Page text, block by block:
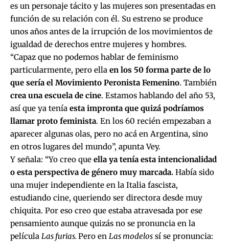
es un personaje tácito y las mujeres son presentadas en
función de su relación con él. Su estreno se produce
unos años antes de la irrupción de los movimientos de
igualdad de derechos entre mujeres y hombres.
“Capaz que no podemos hablar de feminismo
particularmente, pero ella en los 50 forma parte de lo
que sería el Movimiento Peronista Femenino. También
crea una escuela de cine. Estamos hablando del año 53,
así que ya tenía esta impronta que quizá podríamos
llamar proto feminista. En los 60 recién empezaban a
aparecer algunas olas, pero no acá en Argentina, sino
en otros lugares del mundo”, apunta Vey.
Y señala: “Yo creo que ella ya tenía esta intencionalidad
o esta perspectiva de género muy marcada. Había sido
una mujer independiente en la Italia fascista,
estudiando cine, queriendo ser directora desde muy
chiquita. Por eso creo que estaba atravesada por ese
pensamiento aunque quizás no se pronuncia en la
película Las furias. Pero en Las modelos sí se pronuncia: